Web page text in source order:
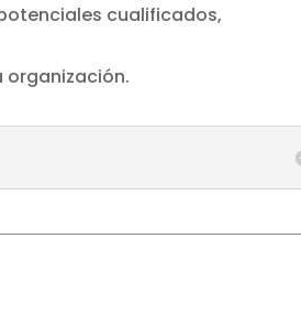
cualificados,
organización.